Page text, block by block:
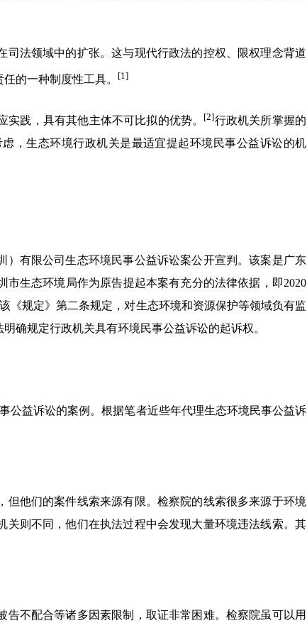
法领域中的扩张。这与现代行政法的控权、限权理念背道
的一种制度性工具。 [1]
践，具有其他主体不可比拟的优势。 [2]行政机关所掌握的
，生态环境行政机关是最适宜提起环境民事公益诉讼的机
）有限公司生态环境民事公益诉讼案公开宣判。该案是广东
生态环境局作为原告提起本案有充分的法律依据，即2020
《规定》第二条规定，对生态环境和资源保护等领域负有监
确规定行政机关具有环境民事公益诉讼的起诉权。
公益诉讼的案例。根据笔者近些年代理生态环境民事公益诉
他们的案件线索来源有限。检察院的线索很多来源于环境
则不同，他们在执法过程中会发现大量环境违法线索。其
不配合等诸多因素限制，取证非常困难。检察院虽可以用